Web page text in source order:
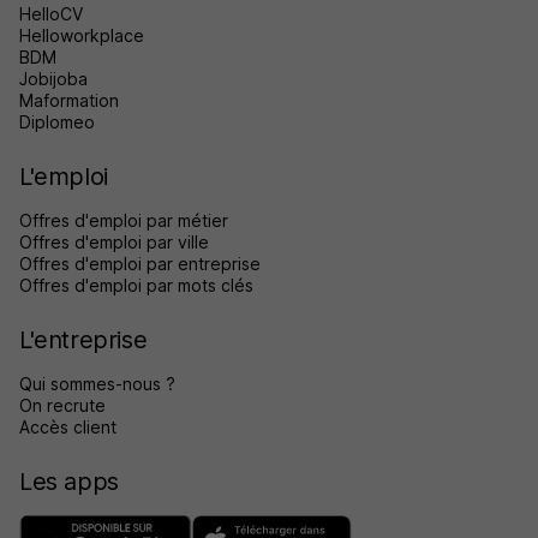
HelloCV
Helloworkplace
BDM
Jobijoba
Maformation
Diplomeo
L'emploi
Offres d'emploi par métier
Offres d'emploi par ville
Offres d'emploi par entreprise
Offres d'emploi par mots clés
L'entreprise
Qui sommes-nous ?
On recrute
Accès client
Les apps